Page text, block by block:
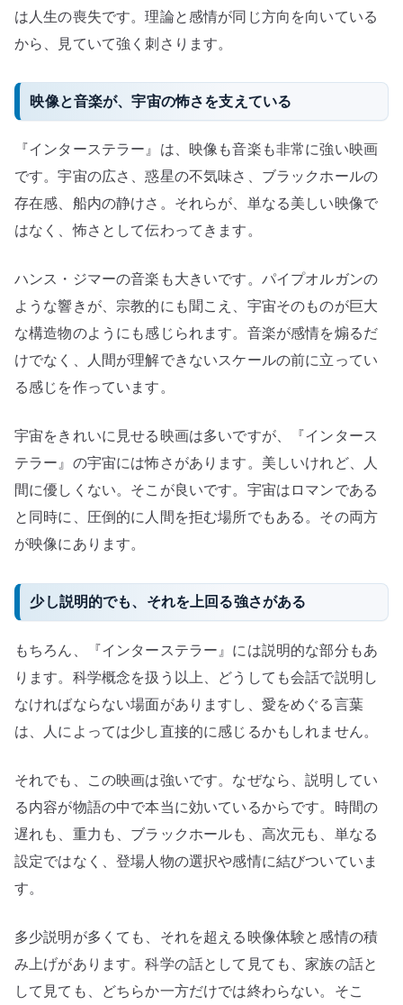
は人生の喪失です。理論と感情が同じ方向を向いている
から、見ていて強く刺さります。
映像と音楽が、宇宙の怖さを支えている
『インターステラー』は、映像も音楽も非常に強い映画
です。宇宙の広さ、惑星の不気味さ、ブラックホールの
存在感、船内の静けさ。それらが、単なる美しい映像で
はなく、怖さとして伝わってきます。
ハンス・ジマーの音楽も大きいです。パイプオルガンの
ような響きが、宗教的にも聞こえ、宇宙そのものが巨大
な構造物のようにも感じられます。音楽が感情を煽るだ
けでなく、人間が理解できないスケールの前に立ってい
る感じを作っています。
宇宙をきれいに見せる映画は多いですが、『インタース
テラー』の宇宙には怖さがあります。美しいけれど、人
間に優しくない。そこが良いです。宇宙はロマンである
と同時に、圧倒的に人間を拒む場所でもある。その両方
が映像にあります。
少し説明的でも、それを上回る強さがある
もちろん、『インターステラー』には説明的な部分もあ
ります。科学概念を扱う以上、どうしても会話で説明し
なければならない場面がありますし、愛をめぐる言葉
は、人によっては少し直接的に感じるかもしれません。
それでも、この映画は強いです。なぜなら、説明してい
る内容が物語の中で本当に効いているからです。時間の
遅れも、重力も、ブラックホールも、高次元も、単なる
設定ではなく、登場人物の選択や感情に結びついていま
す。
多少説明が多くても、それを超える映像体験と感情の積
み上げがあります。科学の話として見ても、家族の話と
して見ても、どちらか一方だけでは終わらない。そこ